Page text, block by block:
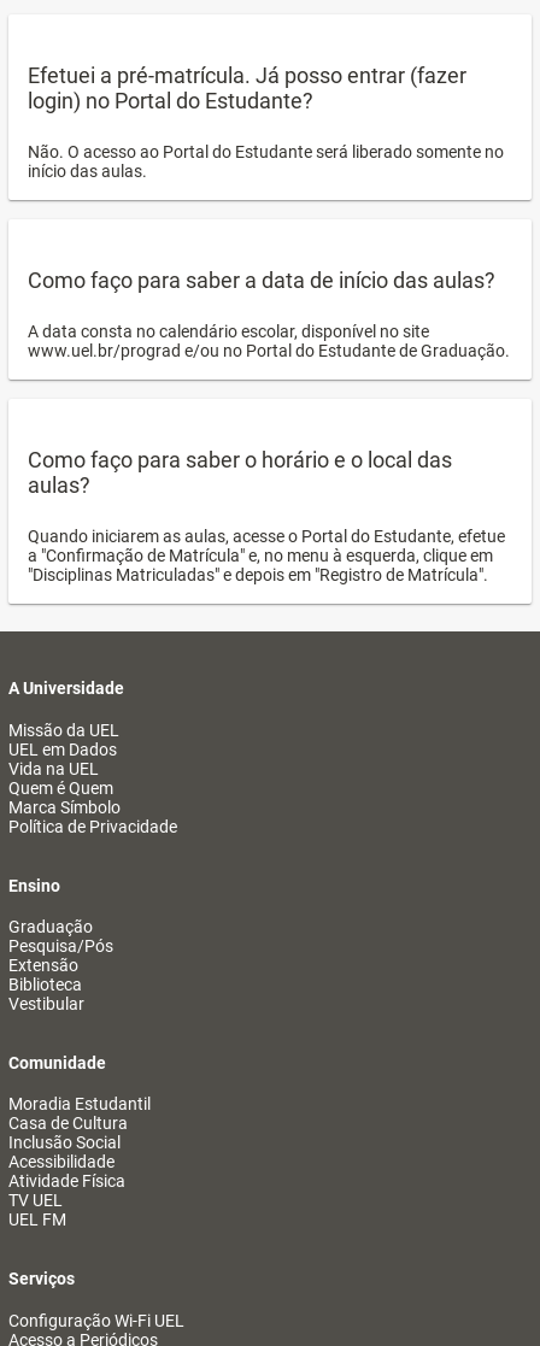
Efetuei a pré-matrícula. Já posso entrar (fazer
login) no Portal do Estudante?
Não. O acesso ao Portal do Estudante será liberado somente no
início das aulas.
Como faço para saber a data de início das aulas?
A data consta no calendário escolar, disponível no site
www.uel.br/prograd e/ou no Portal do Estudante de Graduação.
Como faço para saber o horário e o local das
aulas?
Quando iniciarem as aulas, acesse o Portal do Estudante, efetue
a "Confirmação de Matrícula" e, no menu à esquerda, clique em
"Disciplinas Matriculadas" e depois em "Registro de Matrícula".
A Universidade
Missão da UEL
UEL em Dados
Vida na UEL
Quem é Quem
Marca Símbolo
Política de Privacidade
Ensino
Graduação
Pesquisa/Pós
Extensão
Biblioteca
Vestibular
Comunidade
Moradia Estudantil
Casa de Cultura
Inclusão Social
Acessibilidade
Atividade Física
TV UEL
UEL FM
Serviços
Configuração Wi-Fi UEL
Acesso a Periódicos